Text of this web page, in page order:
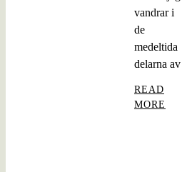
vandrar i
de
medeltida
delarna av
READ
MORE